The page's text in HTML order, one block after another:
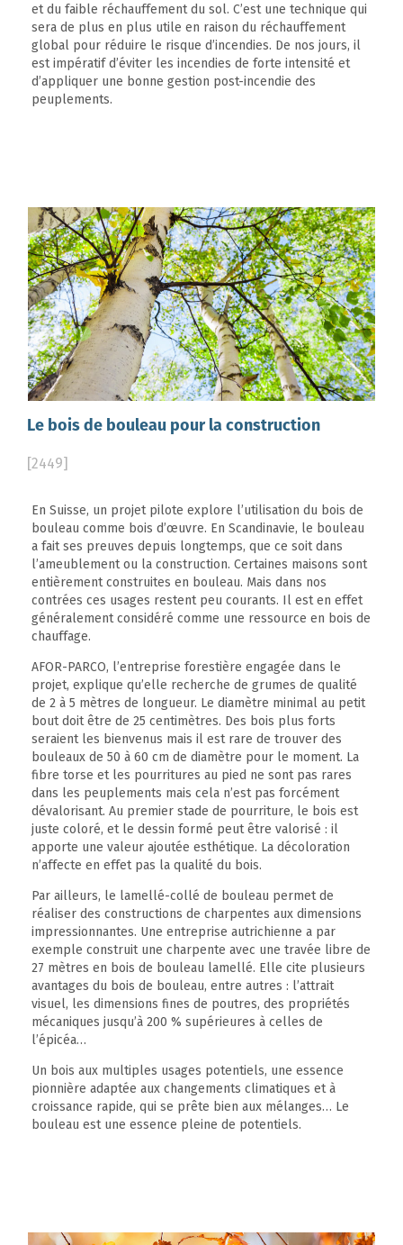
et du faible réchauffement du sol. C’est une technique qui
sera de plus en plus utile en raison du réchauffement
global pour réduire le risque d’incendies. De nos jours, il
est impératif d’éviter les incendies de forte intensité et
d’appliquer une bonne gestion post-incendie des
peuplements.
Le bois de bouleau pour la construction
[2449]
En Suisse, un projet pilote explore l’utilisation du bois de
bouleau comme bois d’œuvre. En Scandinavie, le bouleau
a fait ses preuves depuis longtemps, que ce soit dans
l’ameublement ou la construction. Certaines maisons sont
entièrement construites en bouleau. Mais dans nos
contrées ces usages restent peu courants. Il est en effet
généralement considéré comme une ressource en bois de
chauffage.
AFOR-PARCO, l’entreprise forestière engagée dans le
projet, explique qu’elle recherche de grumes de qualité
de 2 à 5 mètres de longueur. Le diamètre minimal au petit
bout doit être de 25 centimètres. Des bois plus forts
seraient les bienvenus mais il est rare de trouver des
bouleaux de 50 à 60 cm de diamètre pour le moment. La
fibre torse et les pourritures au pied ne sont pas rares
dans les peuplements mais cela n’est pas forcément
dévalorisant. Au premier stade de pourriture, le bois est
juste coloré, et le dessin formé peut être valorisé : il
apporte une valeur ajoutée esthétique. La décoloration
n’affecte en effet pas la qualité du bois.
Par ailleurs, le lamellé-collé de bouleau permet de
réaliser des constructions de charpentes aux dimensions
impressionnantes. Une entreprise autrichienne a par
exemple construit une charpente avec une travée libre de
27 mètres en bois de bouleau lamellé. Elle cite plusieurs
avantages du bois de bouleau, entre autres : l’attrait
visuel, les dimensions fines de poutres, des propriétés
mécaniques jusqu’à 200 % supérieures à celles de
l’épicéa…
Un bois aux multiples usages potentiels, une essence
pionnière adaptée aux changements climatiques et à
croissance rapide, qui se prête bien aux mélanges… Le
bouleau est une essence pleine de potentiels.